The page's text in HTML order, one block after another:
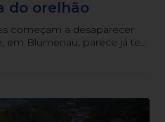
do orelhão
começam a desaparecer
em Blumenau, parece já ter